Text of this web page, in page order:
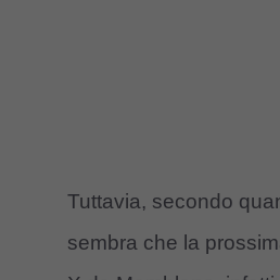
Tuttavia, secondo
sembra che la